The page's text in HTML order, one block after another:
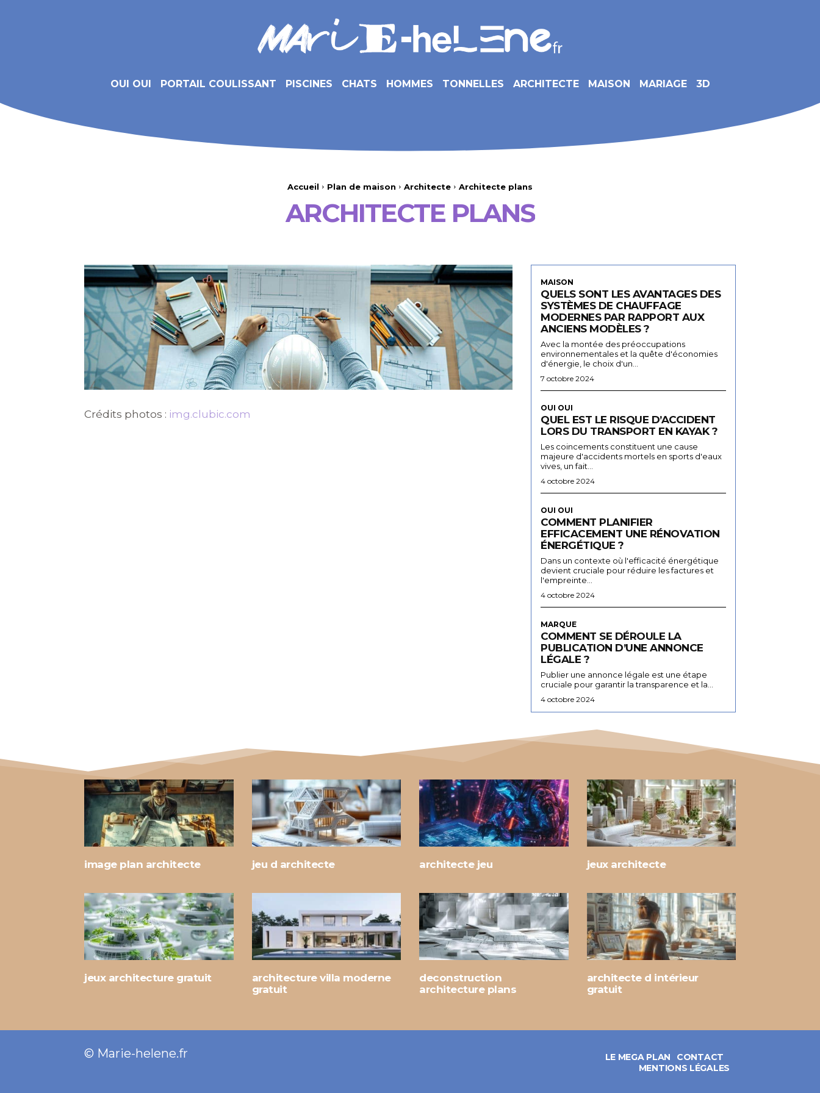
OUI OUI PORTAIL COULISSANT PISCINES CHATS HOMMES TONNELLES ARCHITECTE MAISON MARIAGE 3D
Accueil Plan de maison Architecte Architecte plans
ARCHITECTE PLANS
Crédits photos : img.clubic.com
MAISON
QUELS SONT LES AVANTAGES DES
SYSTÈMES DE CHAUFFAGE
MODERNES PAR RAPPORT AUX
ANCIENS MODÈLES ?
Avec la montée des préoccupations
environnementales et la quête d'économies
d'énergie, le choix d'un...
7 octobre 2024
OUI OUI
QUEL EST LE RISQUE D’ACCIDENT
LORS DU TRANSPORT EN KAYAK ?
Les coincements constituent une cause
majeure d'accidents mortels en sports d'eaux
vives, un fait...
4 octobre 2024
OUI OUI
COMMENT PLANIFIER
EFFICACEMENT UNE RÉNOVATION
ÉNERGÉTIQUE ?
Dans un contexte où l'efficacité énergétique
devient cruciale pour réduire les factures et
l'empreinte...
4 octobre 2024
MARQUE
COMMENT SE DÉROULE LA
PUBLICATION D’UNE ANNONCE
LÉGALE ?
Publier une annonce légale est une étape
cruciale pour garantir la transparence et la...
4 octobre 2024
image plan architecte jeu d architecte architecte jeu jeux architecte
jeux architecture gratuit
architecture villa moderne
gratuit
deconstruction
architecture plans
architecte d intérieur
gratuit
© Marie-helene.fr LE MEGA PLAN
CONTACT
MENTIONS LÉGALES